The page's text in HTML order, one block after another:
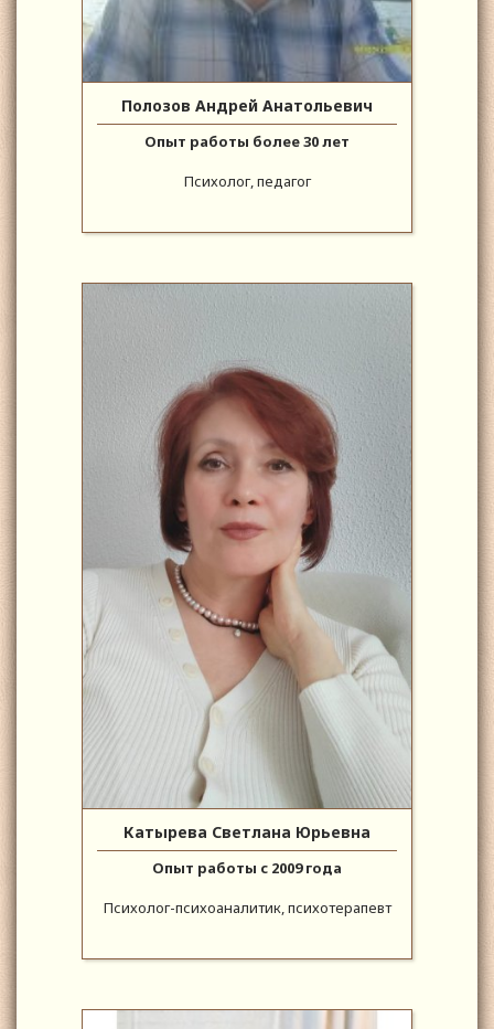
Полозов Андрей Анатольевич
Опыт работы более 30 лет
Психолог, педагог
Катырева Светлана Юрьевна
Опыт работы с 2009 года
Психолог-психоаналитик, психотерапевт